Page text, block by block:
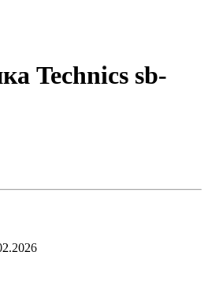
Technics sb-